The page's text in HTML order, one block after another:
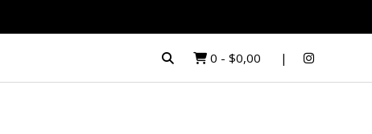
0 - $0,00